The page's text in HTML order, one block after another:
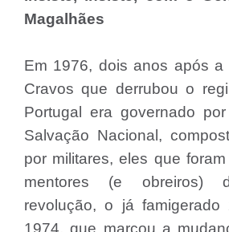
Magalhães
Em 1976, dois anos após a
Cravos que derrubou o
Portugal era governado
Salvação Nacional,
por militares, eles que
mentores (e obreiros)
revolução, o já
1974, que marcou a